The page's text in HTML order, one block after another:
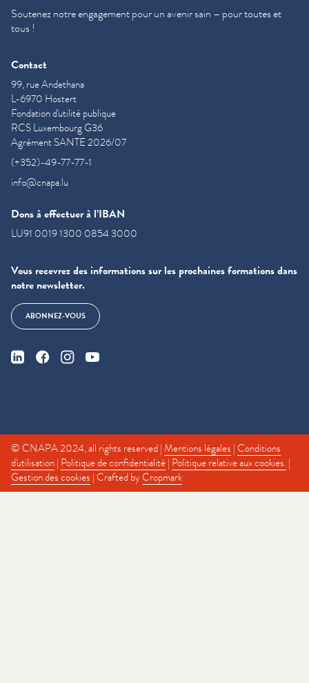
Soutenez notre engagement pour un avenir sain – pour toutes et
tous !
Contact
99, rue Andethana
L-6970 Hostert
Fondation d'utilité publique
RCS Luxembourg G36
Agrément SANTE 2026/07
(+352)-49-77-77-1
info@cnapa.lu
Dons à effectuer à l’IBAN
LU91 0019 1300 0854 3000
Vous recevrez des informations sur les prochaines formations dans
notre newsletter.
ABONNEZ-VOUS
© CNAPA 2024, all rights reserved |Mentions légales |Conditions
d'utilisation| Politique de confidentialité| Politique relative aux cookies.|
Gestion des cookies | Crafted byCropmark